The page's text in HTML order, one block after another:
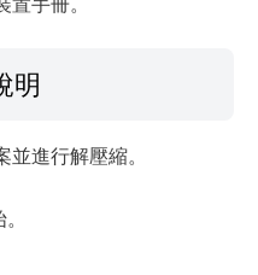
明
進行解壓縮。